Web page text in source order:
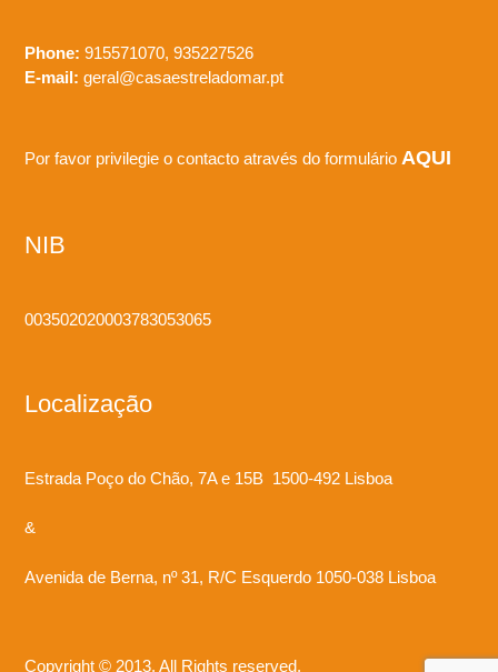
Phone: 915571070, 935227526
E-mail: geral@casaestreladomar.pt
Por favor privilegie o contacto através do formulário AQUI
NIB
003502020003783053065
Localização
Estrada Poço do Chão, 7A e 15B 1500-492 Lisboa
&
Avenida de Berna, nº 31, R/C Esquerdo 1050-038 Lisboa
Copyright © 2013. All Rights reserved.